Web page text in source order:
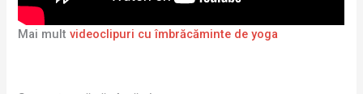
Mai multvideoclipuri cu îmbrăcăminte de yoga